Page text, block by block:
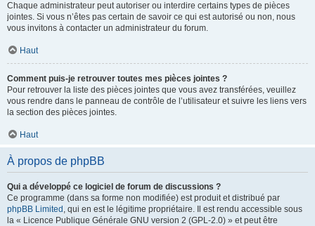
Chaque administrateur peut autoriser ou interdire certains types de pièces
jointes. Si vous n’êtes pas certain de savoir ce qui est autorisé ou non, nous
vous invitons à contacter un administrateur du forum.
Haut
Comment puis-je retrouver toutes mes pièces jointes ?
Pour retrouver la liste des pièces jointes que vous avez transférées, veuillez
vous rendre dans le panneau de contrôle de l’utilisateur et suivre les liens vers
la section des pièces jointes.
Haut
À propos de phpBB
Qui a développé ce logiciel de forum de discussions ?
Ce programme (dans sa forme non modifiée) est produit et distribué par
phpBB Limited , qui en est le légitime propriétaire. Il est rendu accessible sous
la « Licence Publique Générale GNU version 2 (GPL-2.0) » et peut être